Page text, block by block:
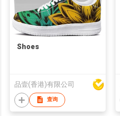
Shoes
品壹(香港)有限公司
查询